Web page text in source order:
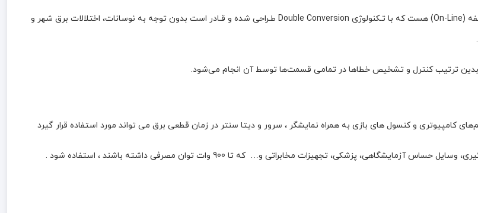
یو پی اس آنلاین هژیر صنعت 1KVA باتری داخلی مدل GENESIS منبع تغذیه AC بدون وقفه (On-Line) هست که با تـکنولوژی Double Conversion طـراحی شده و قـادر است بدون توجه به نوسانات، اختلالات برق شهر و